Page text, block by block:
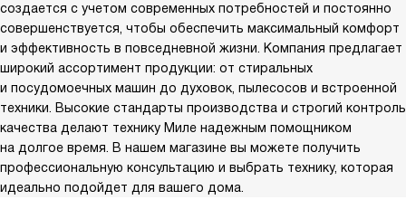
создается с учетом современных потребностей и постоянно
совершенствуется, чтобы обеспечить максимальный комфорт
и эффективность в повседневной жизни. Компания предлагает
широкий ассортимент продукции: от стиральных
и посудомоечных машин до духовок, пылесосов и встроенной
техники. Высокие стандарты производства и строгий контроль
качества делают технику Миле надежным помощником
на долгое время. В нашем магазине вы можете получить
профессиональную консультацию и выбрать технику, которая
идеально подойдет для вашего дома.